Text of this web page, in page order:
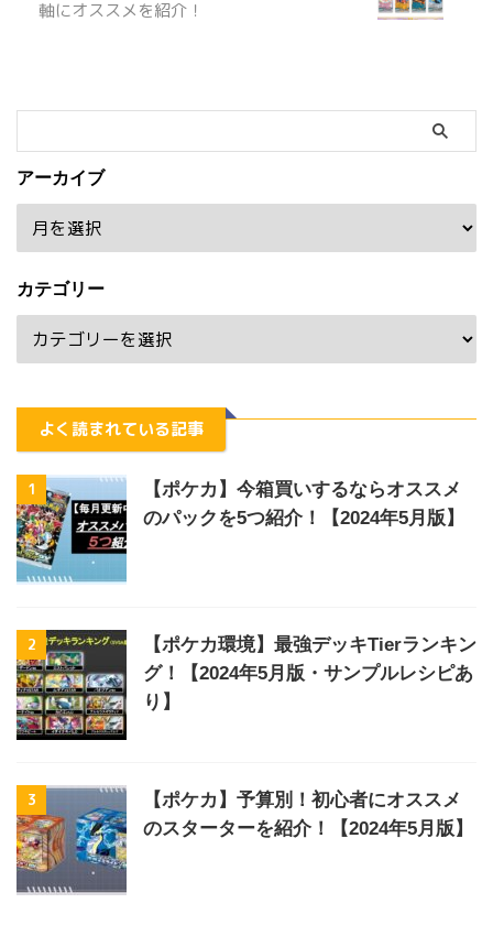
軸にオススメを紹介！
アーカイブ
カテゴリー
よく読まれている記事
1
【ポケカ】今箱買いするならオススメ
のパックを5つ紹介！【2024年5月版】
2
【ポケカ環境】最強デッキTierランキン
グ！【2024年5月版・サンプルレシピあ
り】
3
【ポケカ】予算別！初心者にオススメ
のスターターを紹介！【2024年5月版】